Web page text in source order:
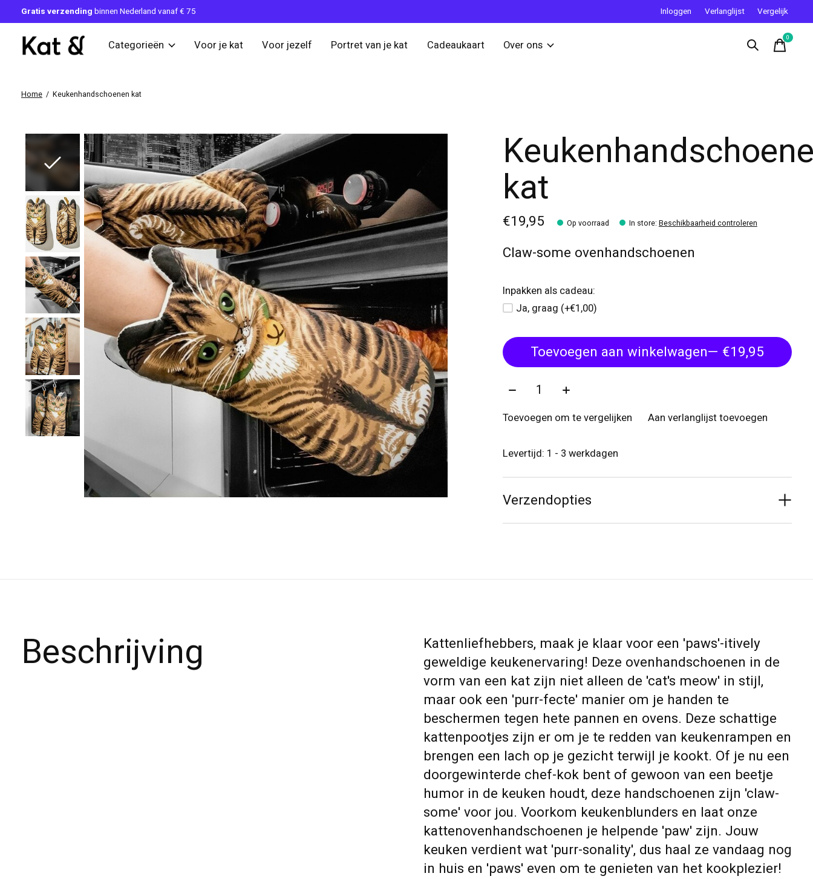
Gratis verzending binnen Nederland vanaf € 75 Inloggen Verlanglijst Vergelijk
Categorieën Voor je kat Voor jezelf Portret van je kat Cadeaukaart Over ons
0items
Home / Keukenhandschoenen kat
Slideshow Items
kat
€19,95 Op voorraad In store: Beschikbaarheid controleren
Claw-some ovenhandschoenen
Inpakken als cadeau:
Ja, graag (+€1,00)
Toevoegen aan winkelwagen
— €19,95
Aantal:
Toevoegen om te vergelijken Aan verlanglijst toevoegen
Levertijd: 1 - 3 werkdagen
Verzendopties
Beschrijving
Kattenliefhebbers, maak je klaar voor een 'paws'-itively
geweldige keukenervaring! Deze ovenhandschoenen in de
vorm van een kat zijn niet alleen de 'cat's meow' in stijl,
maar ook een 'purr-fecte' manier om je handen te
beschermen tegen hete pannen en ovens. Deze schattige
kattenpootjes zijn er om je te redden van keukenrampen en
brengen een lach op je gezicht terwijl je kookt. Of je nu een
doorgewinterde chef-kok bent of gewoon van een beetje
humor in de keuken houdt, deze handschoenen zijn 'claw-
some' voor jou. Voorkom keukenblunders en laat onze
kattenovenhandschoenen je helpende 'paw' zijn. Jouw
keuken verdient wat 'purr-sonality', dus haal ze vandaag nog
in huis en 'paws' even om te genieten van het kookplezier!